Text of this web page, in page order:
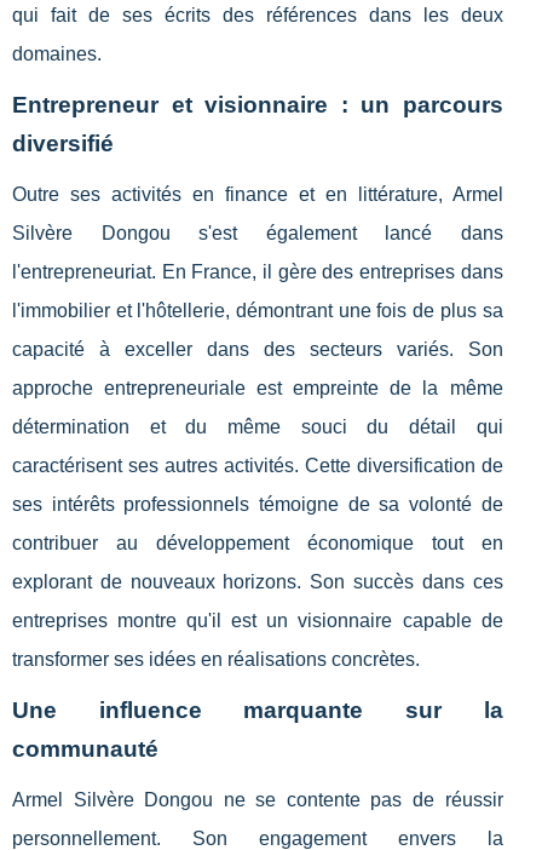
qui fait de ses écrits des références dans les deux
domaines.
Entrepreneur et visionnaire : un parcours
diversifié
Outre ses activités en finance et en littérature, Armel
Silvère Dongou s'est également lancé dans
l'entrepreneuriat. En France, il gère des entreprises dans
l'immobilier et l'hôtellerie, démontrant une fois de plus sa
capacité à exceller dans des secteurs variés. Son
approche entrepreneuriale est empreinte de la même
détermination et du même souci du détail qui
caractérisent ses autres activités. Cette diversification de
ses intérêts professionnels témoigne de sa volonté de
contribuer au développement économique tout en
explorant de nouveaux horizons. Son succès dans ces
entreprises montre qu'il est un visionnaire capable de
transformer ses idées en réalisations concrètes.
Une influence marquante sur la
communauté
Armel Silvère Dongou ne se contente pas de réussir
personnellement. Son engagement envers la